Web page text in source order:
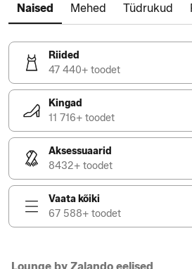
Naised Mehed Tüdrukud
Riided
47 440+ toodet
Kingad
11 716+ toodet
Aksessuaarid
8432+ toodet
Vaata kõiki
67 588+ toodet